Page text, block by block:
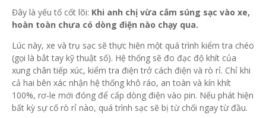
Đây là yếu tố cốt lõi: Khi anh chị vừa cắm súng sạc vào xe,
hoàn toàn chưa có dòng điện nào chạy qua.
Lúc này, xe và trụ sạc sẽ thực hiện một quá trình kiểm tra chéo
(gọi là bắt tay kỹ thuật số). Hệ thống sẽ đo đạc độ khít của
xung chân tiếp xúc, kiểm tra điện trở cách điện và rò rỉ. Chỉ khi
cả hai bên xác nhận hệ thống khô ráo, an toàn và kín khít
100%, rơ-le mới đóng để cấp dòng điện vào pin. Nếu phát hiện
bất kỳ sự cố rò rỉ nào, quá trình sạc sẽ bị từ chối ngay từ đầu.